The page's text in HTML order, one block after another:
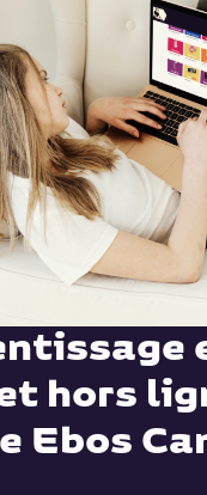
hors
Ebos